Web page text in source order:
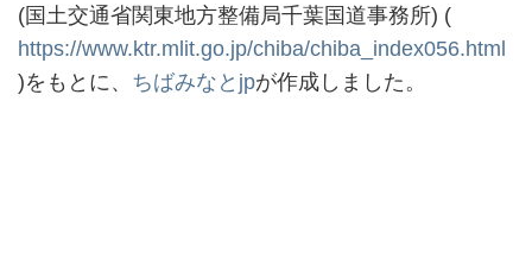
(国土交通省関東地方整備局千葉国道事務所) (
https://www.ktr.mlit.go.jp/chiba/chiba_index056.html
)をもとに、 ちばみなとjpが作成しました。